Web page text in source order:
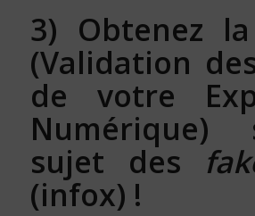
3) Obtenez la
(Validation
de votre
sujet des
(infox) !